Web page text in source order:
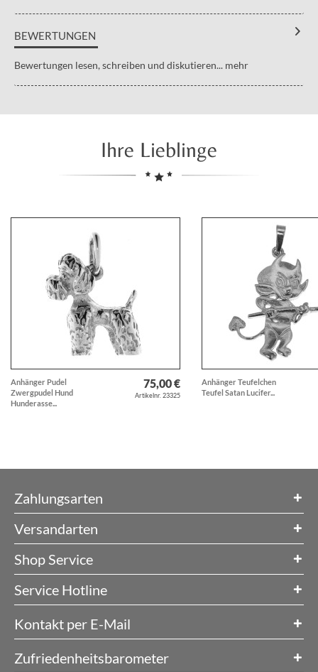
BEWERTUNGEN
Bewertungen lesen, schreiben und diskutieren... mehr
Ihre Lieblinge
Anhänger Pudel
Zwergpudel Hund
Hunderasse...
75,00 €
Artikelnr. 23325
Anhänger Teufelchen
Teufel Satan Lucifer...
Zahlungsarten
Versandarten
Shop Service
Service Hotline
Kontakt per E-Mail
Zufriedenheitsbarometer